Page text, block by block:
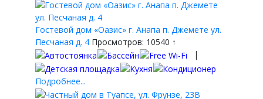
Гостевой дом «Оазис» г. Анапа п. Джемете ул.
Песчаная д. 4 Просмотров: 10540 ↑
|
Подробнее...